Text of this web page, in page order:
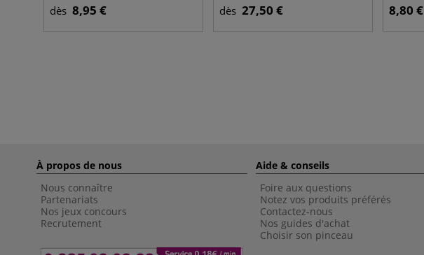
dès 8,95 € dès 27,50 € 8,80 €
À propos de nous
Nous connaître
Partenariats
Nos jeux concours
Recrutement
Aide & conseils
Foire aux questions
Notez vos produits préférés
Contactez-nous
Nos guides d'achat
Choisir son pinceau